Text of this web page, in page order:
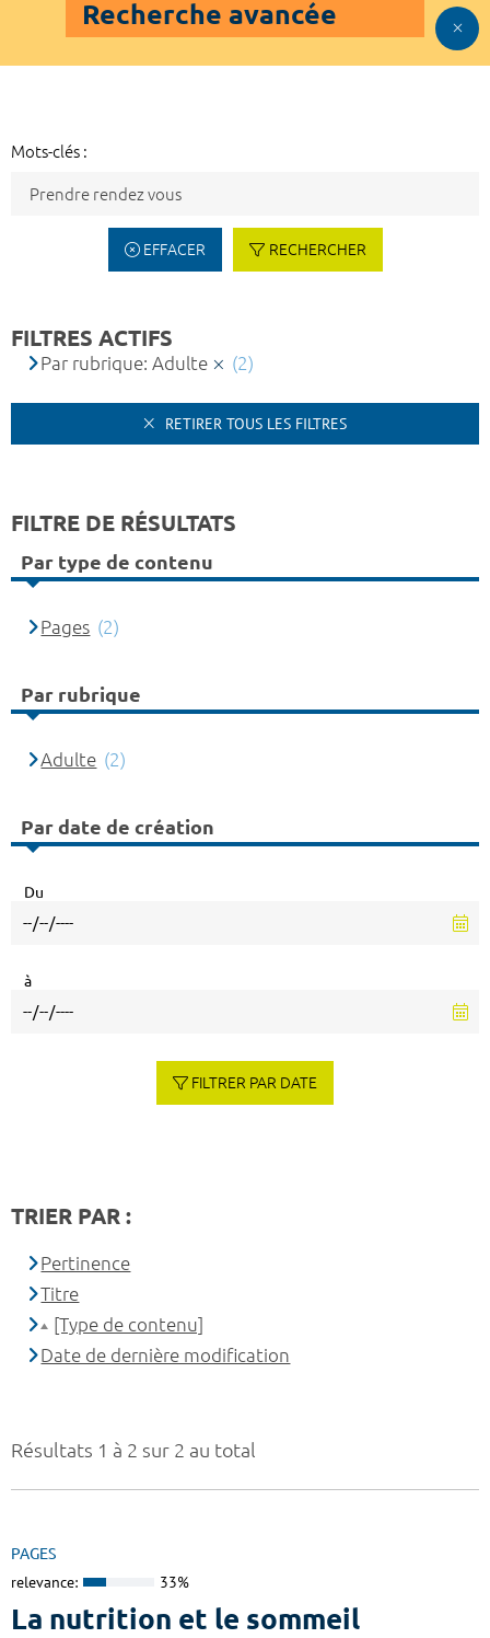
Recherche avancée
Mots-clés :
EFFACER RECHERCHER
Résultats 1 à 2 sur 2 au total
PAGES
relevance: 33%
La nutrition et le sommeil
FILTRES ACTIFS
Par rubrique: Adulte (2)
RETIRER TOUS LES FILTRES
FILTRE DE RÉSULTATS
Par type de contenu
Pages (2)
Par rubrique
Adulte (2)
Par date de création
Du
à
FILTRER PAR DATE
TRIER PAR :
Pertinence
Titre
[Type de contenu]
Date de dernière modification